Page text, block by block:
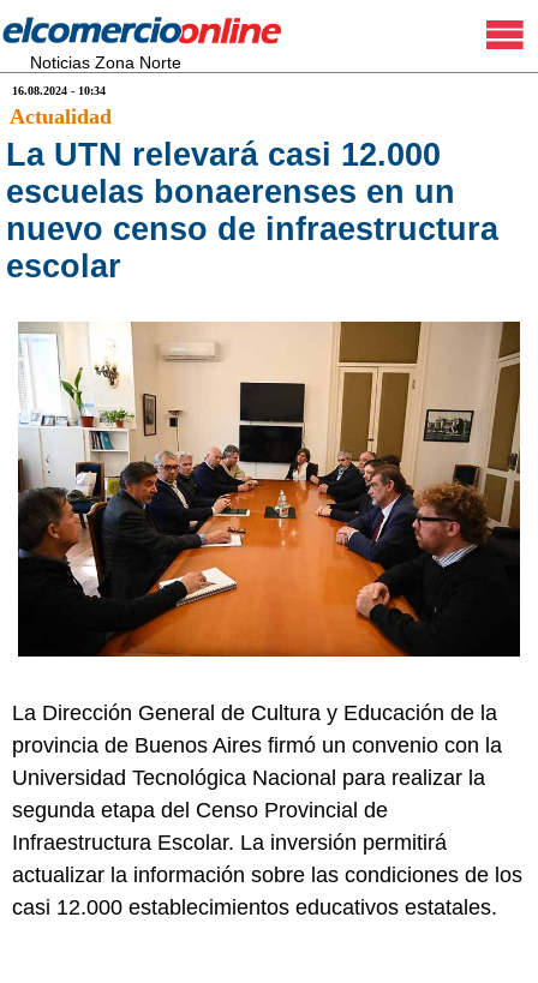
Noticias Zona Norte
16.08.2024 - 10:34
Actualidad
La UTN relevará casi 12.000
escuelas bonaerenses en un
nuevo censo de infraestructura
escolar
La Dirección General de Cultura y Educación de la
provincia de Buenos Aires firmó un convenio con la
Universidad Tecnológica Nacional para realizar la
segunda etapa del Censo Provincial de
Infraestructura Escolar. La inversión permitirá
actualizar la información sobre las condiciones de los
casi 12.000 establecimientos educativos estatales.